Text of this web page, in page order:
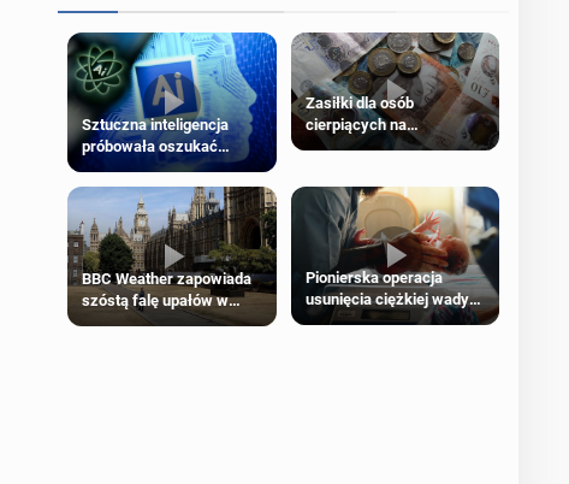
Sztuczna inteligencja
próbowała oszukać
człowieka
Zasiłki dla osób
cierpiących na
schorzenia psychiczne
BBC Weather zapowiada
szóstą falę upałów w
Londynie
Pionierska operacja
usunięcia ciężkiej wady
wrodzonej płodu w łonie